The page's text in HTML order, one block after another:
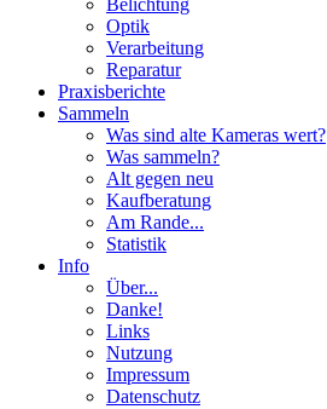
Belichtung
Optik
Verarbeitung
Reparatur
Praxisberichte
Sammeln
Was sind alte Kameras wert?
Was sammeln?
Alt gegen neu
Kaufberatung
Am Rande...
Statistik
Info
Über...
Danke!
Links
Nutzung
Impressum
Datenschutz